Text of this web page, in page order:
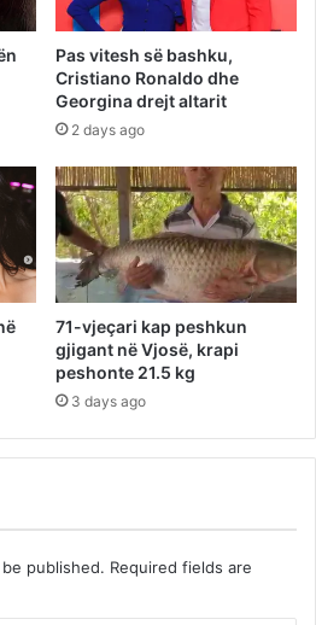
Pas vitesh së bashku,
Cristiano Ronaldo dhe
Georgina drejt altarit
2 days ago
71-vjeçari kap peshkun
gjigant në Vjosë, krapi
peshonte 21.5 kg
3 days ago
published. Required fields are